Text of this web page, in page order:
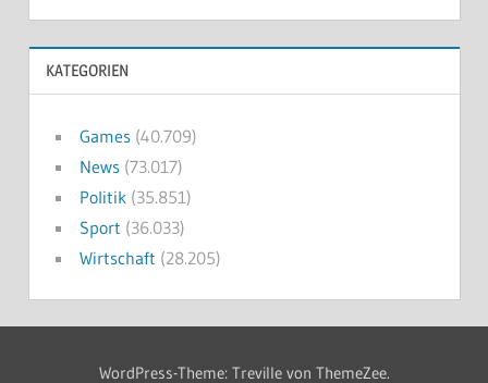
KATEGORIEN
Games(40.709)
News(73.017)
Politik(35.851)
Sport (36.033)
Wirtschaft (28.205)
WordPress-Theme: Treville von ThemeZee.